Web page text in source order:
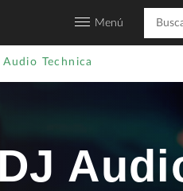
Menú
Audio Technica